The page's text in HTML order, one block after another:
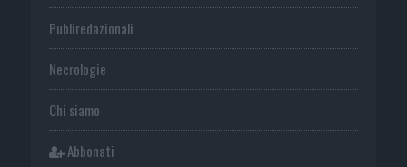
Publiredazionali
Necrologie
Chi siamo
Abbonati